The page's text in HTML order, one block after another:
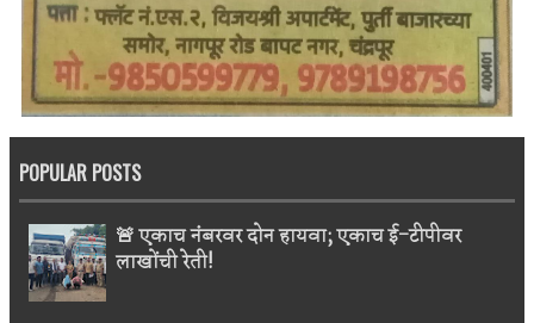
POPULAR POSTS
🚨 एकाच नंबरवर दोन हायवा; एकाच ई-टीपीवर
लाखोंची रेती!